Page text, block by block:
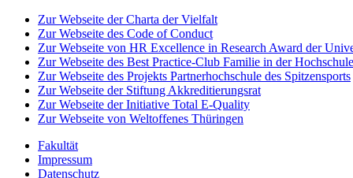
Zur Webseite der Charta der Vielfalt
Zur Webseite des Code of Conduct
Zur Webseite von HR Excellence in Research Award der
Zur Webseite des Best Practice-Club Familie in der Hochschule
Zur Webseite des Projekts Partnerhochschule des Spitzensports
Zur Webseite der Stiftung Akkreditierungsrat
Zur Webseite der Initiative Total E-Quality
Zur Webseite von Weltoffenes Thüringen
Fakultät
Impressum
Datenschutz